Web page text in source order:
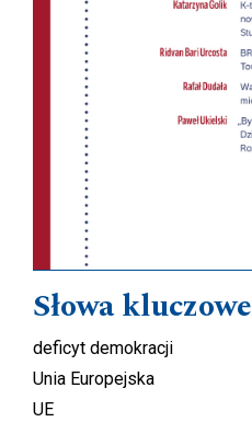
Słowa kluczowe
deficyt demokracji
Unia Europejska
UE